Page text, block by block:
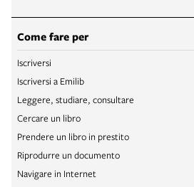
Come fare per
Iscriversi
Iscriversi a Emilib
Leggere, studiare, consultare
Cercare un libro
Prendere un libro in prestito
Riprodurre un documento
Navigare in Internet